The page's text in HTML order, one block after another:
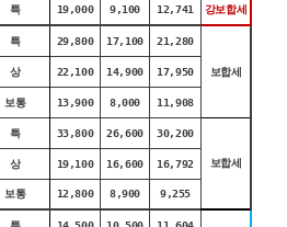
특 19,000 9,100 12,741 강보합세
특 29,800 17,100 21,280
보합세
상 22,100 14,900 17,950
보통 13,900 8,000 11,908
특 33,800 26,600 30,200
보합세
상 19,100 16,600 16,792
보통 12,800 8,900 9,255